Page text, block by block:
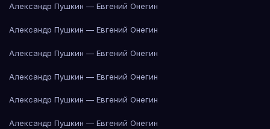
Александр Пушкин — Евгений Онегин
Александр Пушкин — Евгений Онегин
Александр Пушкин — Евгений Онегин
Александр Пушкин — Евгений Онегин
Александр Пушкин — Евгений Онегин
Александр Пушкин — Евгений Онегин